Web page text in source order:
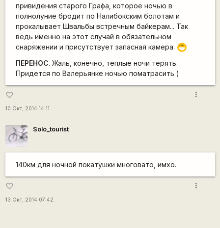
привидения старого Графа, которое ночью в
полнолуние бродит по Налибокским болотам и
прокалывает Швальбы встречным байкерам... Так
ведь именно на этот случай в обязательном
снаряжении и присутствует запасная камера. ;D
ПЕРЕНОС. Жаль, конечно, теплые ночи терять.
Придется по Валерьянке ночью поматрасить )
favorite_border
10 Окт, 2014 14:11
more_vert
Solo_tourist
140км для ночной покатушки многовато, имхо.
favorite_border
13 Окт, 2014 07:42
more_vert